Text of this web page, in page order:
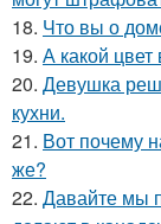
18. Что вы о
19. А какой
20. Девушка
кухни.
21. Вот почему
же?
22. Давайте мы